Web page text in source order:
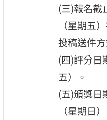
(三)報名截
（星期五
投稿送件
(四)評分日
五）。
(五)頒獎日
（星期日